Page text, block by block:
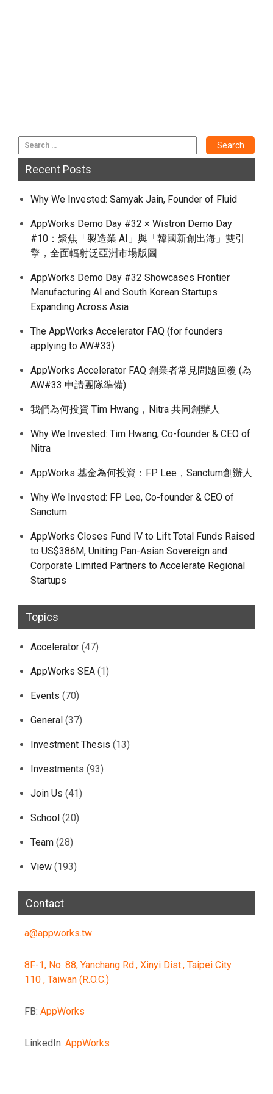
Recent Posts
Why We Invested: Samyak Jain, Founder of Fluid
AppWorks Demo Day #32 × Wistron Demo Day
#10：聚焦「製造業 AI」與「韓國新創出海」雙引
擎，全面輻射泛亞洲市場版圖
AppWorks Demo Day #32 Showcases Frontier
Manufacturing AI and South Korean Startups
Expanding Across Asia
The AppWorks Accelerator FAQ (for founders
applying to AW#33)
AppWorks Accelerator FAQ 創業者常見問題回覆 (為
AW#33 申請團隊準備)
我們為何投資 Tim Hwang，Nitra 共同創辦人
Why We Invested: Tim Hwang, Co-founder & CEO of
Nitra
AppWorks 基金為何投資：FP Lee，Sanctum創辦人
Why We Invested: FP Lee, Co-founder & CEO of
Sanctum
AppWorks Closes Fund IV to Lift Total Funds Raised
to US$386M, Uniting Pan-Asian Sovereign and
Corporate Limited Partners to Accelerate Regional
Startups
Topics
Accelerator (47)
AppWorks SEA (1)
Events (70)
General (37)
Investment Thesis (13)
Investments (93)
Join Us (41)
School (20)
Team (28)
View (193)
Contact
a@appworks.tw
8F-1, No. 88, Yanchang Rd., Xinyi Dist., Taipei City
110 , Taiwan (R.O.C.)
FB: AppWorks
LinkedIn: AppWorks